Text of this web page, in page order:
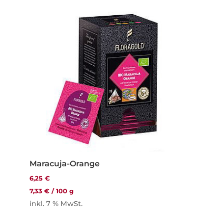
Maracuja-Orange
6,25 €
7,33 €/100 g
inkl. 7 % MwSt.